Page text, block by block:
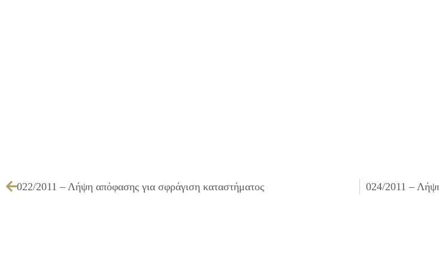
022/2011 – Λήψη απόφασης για σφράγιση καταστήματος